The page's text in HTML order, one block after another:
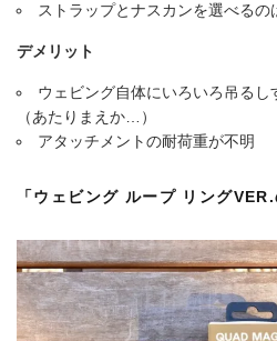
ストラップとナスカンを選べるの
デメリット
ウェビング自体にいろいろ吊る
（あたりまえか…）
アタッチメントの耐荷重が不明
「ウェビング ループ リング